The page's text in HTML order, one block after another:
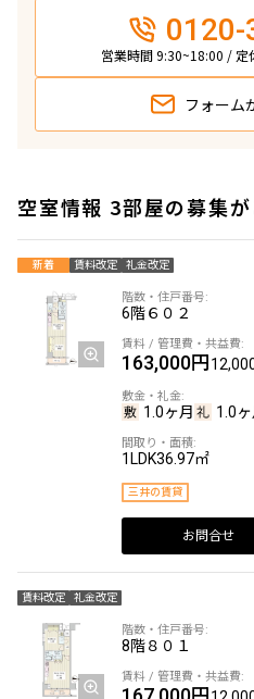
0120-
営業時間 9:30~18:00 / 定
フォーム
空室情報 3部屋の募集
新着 賃料改定 礼金改定
6階６０２
163,000円
1.0ヶ月 1.0ヶ
1LDK36.97㎡
三井の賃貸
お問合せ
賃料改定 礼金改定
8階８０１